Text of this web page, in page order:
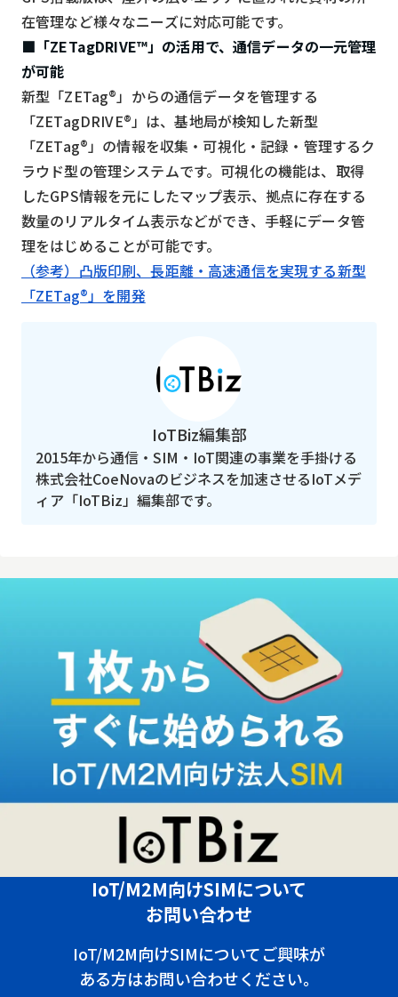
在管理など様々なニーズに対応可能です。
■「ZETagDRIVE™」の活用で、通信データの一元管理
が可能
新型「ZETag®」からの通信データを管理する
「ZETagDRIVE®」は、基地局が検知した新型
「ZETag®」の情報を収集・可視化・記録・管理するク
ラウド型の管理システムです。可視化の機能は、取得
したGPS情報を元にしたマップ表示、拠点に存在する
数量のリアルタイム表示などができ、手軽にデータ管
理をはじめることが可能です。
（参考）凸版印刷、長距離・高速通信を実現する新型
「ZETag®」を開発
IoTBiz編集部
2015年から通信・SIM・IoT関連の事業を手掛ける
株式会社CoeNovaのビジネスを加速させるIoTメデ
ィア「IoTBiz」編集部です。
IoT/M2M向けSIMについて
お問い合わせ
IoT/M2M向けSIMについてご興味が
ある方はお問い合わせください。